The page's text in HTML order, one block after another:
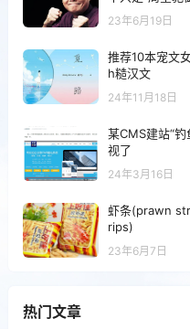
23年6月19日
推荐10本宠文
h糙汉文
24年11月18日
某CMS建站“
视了
24年3月16日
虾条(prawn
rips)
23年6月7日
热门文章